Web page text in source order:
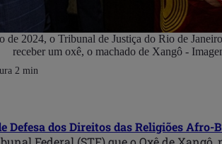
de 2024, o Tribunal de Justiça do Rio de
receber um oxê, o machado de Xangô -
Defesa dos Direitos das Religiões Afro-